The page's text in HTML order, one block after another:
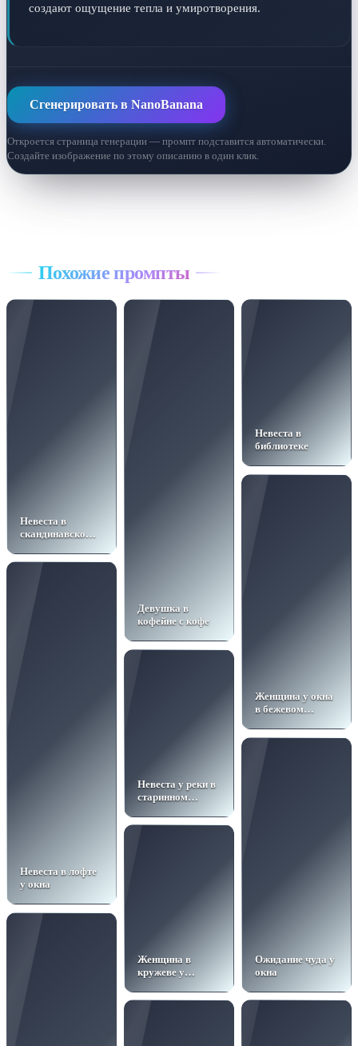
создают ощущение тепла и умиротворения.
Сгенерировать в NanoBanana
Откроется страница генерации — промпт подставится автоматически.
Создайте изображение по этому описанию в один клик.
Похожие промпты
Невеста в
скандинавском
Девушка в
кофейне с кофе
Невеста в
библиотеке
Женщина у окна
в бежевом
Невеста в лофте
у окна
Невеста у реки в
старинном
Ожидание чуда у
окна
Женщина в
кружеве у